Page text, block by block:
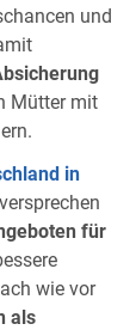
und
Mütter mit
in
für
wie vor
als